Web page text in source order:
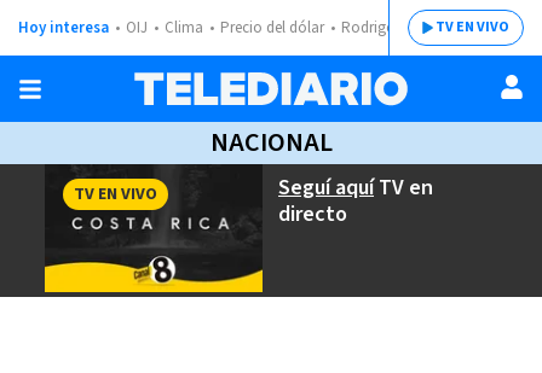
Hoy interesa OIJ Clima Precio del dólar Rodrigo ChavesTV EN VIVO
NACIONAL
Seguí aquíTV en
directo
TV EN VIVO